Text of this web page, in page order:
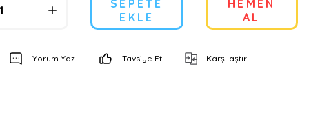
SEPETE
EKLE
HEMEN
AL
Yorum Yaz Tavsiye Et Karşılaştır